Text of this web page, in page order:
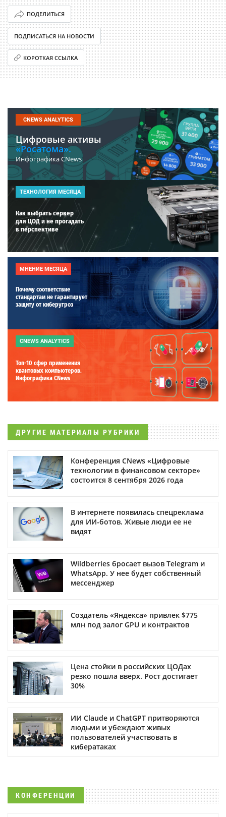
ПОДЕЛИТЬСЯ
ПОДПИСАТЬСЯ НА НОВОСТИ
КОРОТКАЯ ССЫЛКА
CNEWS ANALYTICS
Цифровые активы
«Росатома».
Инфографика CNews
ТЕХНОЛОГИЯ МЕСЯЦА
Как выбрать сервер
для ЦОД и не прогадать
в перспективе
МНЕНИЕ МЕСЯЦА
Почему соответствие
стандартам не гарантирует
защиту от киберугроз
CNEWS ANALYTICS
Топ-10 сфер применения
квантовых компьютеров.
Инфографика CNews
ДРУГИЕ МАТЕРИАЛЫ РУБРИКИ
Конференция CNews «Цифровые
технологии в финансовом секторе»
состоится 8 сентября 2026 года
В интернете появилась спецреклама
для ИИ-ботов. Живые люди ее не
видят
Wildberries бросает вызов Telegram и
WhatsApp. У нее будет собственный
мессенджер
Создатель «Яндекса» привлек $775
млн под залог GPU и контрактов
Цена стойки в российских ЦОДах
резко пошла вверх. Рост достигает
30%
ИИ Claude и ChatGPT притворяются
людьми и убеждают живых
пользователей участвовать в
кибератаках
КОНФЕРЕНЦИИ